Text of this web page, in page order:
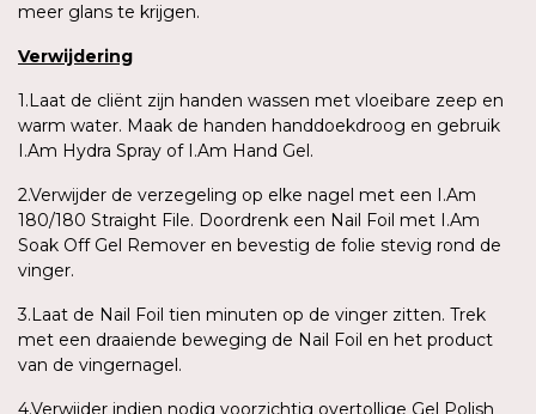
meer glans te krijgen.
Verwijdering
1.Laat de cliënt zijn handen wassen met vloeibare zeep en
warm water. Maak de handen handdoekdroog en gebruik
I.Am Hydra Spray of I.Am Hand Gel.
2.Verwijder de verzegeling op elke nagel met een I.Am
180/180 Straight File. Doordrenk een Nail Foil met I.Am
Soak Off Gel Remover en bevestig de folie stevig rond de
vinger.
3.Laat de Nail Foil tien minuten op de vinger zitten. Trek
met een draaiende beweging de Nail Foil en het product
van de vingernagel.
4.Verwijder indien nodig voorzichtig overtollige Gel Polish